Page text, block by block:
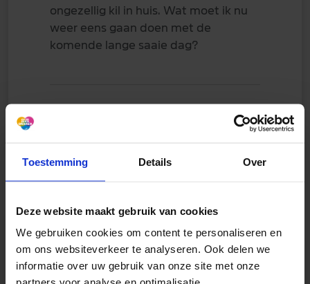
Toestemming Details Over
Deze website maakt gebruik van cookies
We gebruiken cookies om content te personaliseren en
om ons websiteverkeer te analyseren. Ook delen we
informatie over uw gebruik van onze site met onze
ongezellig kil in huis. Wat moet ik nu
weer eens gaan doen met de
komende lange saaie dag?
2 anderen reageerden hierop
Kaatjemama
30 april 2026